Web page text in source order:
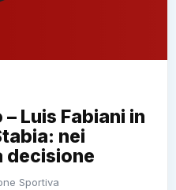
Luis Fabiani in
nei
decisione
Sportiva